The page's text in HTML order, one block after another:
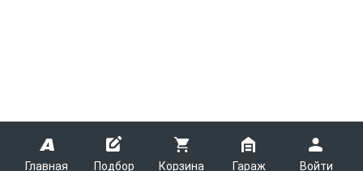
Главная Подбор Корзина Гараж Войти